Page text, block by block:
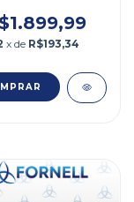
x de R$193,34